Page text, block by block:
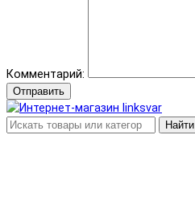
Комментарий:
Отправить
Найти